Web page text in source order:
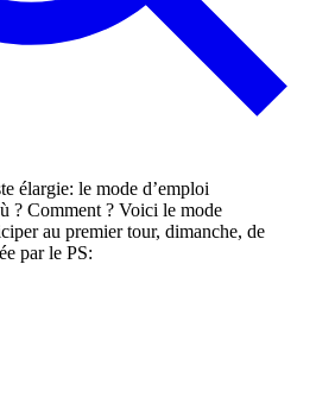
? Comment ? Voici le mode
au premier tour, dimanche, de
par le PS: